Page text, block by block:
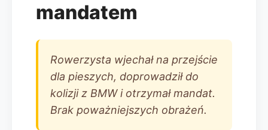
mandatem
Rowerzysta wjechał na przejście
dla pieszych, doprowadził do
kolizji z BMW i otrzymał mandat.
Brak poważniejszych obrażeń.